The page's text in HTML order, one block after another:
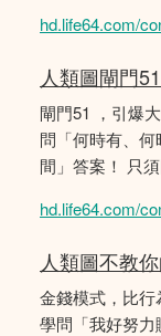
hd.life64.com/
人類圖閘門
閘門51 ，引爆
問「何時有、
間」答案！ 只
hd.life64.com/
人類圖不教
金錢模式，比
學問「我好努力